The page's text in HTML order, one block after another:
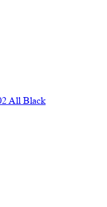
All Black